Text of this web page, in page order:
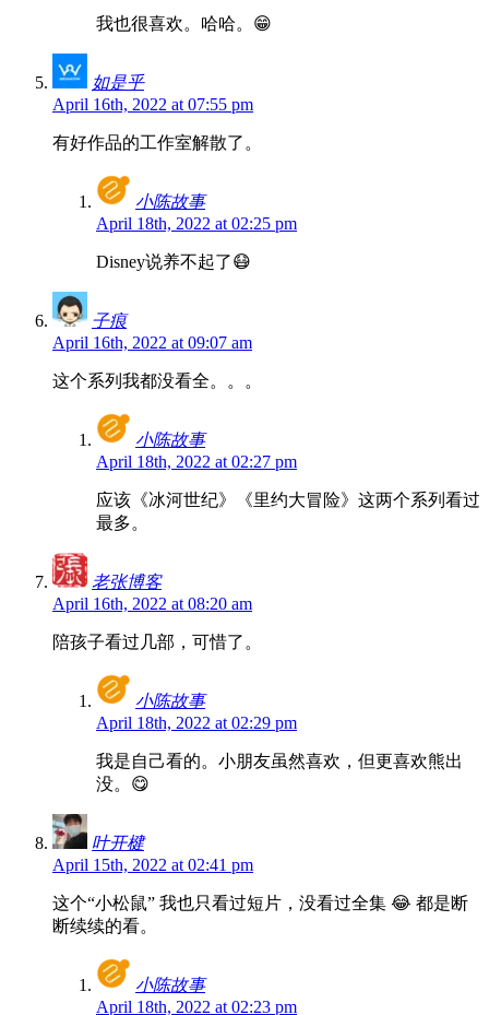
我也很喜欢。哈哈。😁
如是乎
April 16th, 2022 at 07:55 pm
有好作品的工作室解散了。
小陈故事
April 18th, 2022 at 02:25 pm
Disney说养不起了😷
子痕
April 16th, 2022 at 09:07 am
这个系列我都没看全。。。
小陈故事
April 18th, 2022 at 02:27 pm
应该《冰河世纪》《里约大冒险》这两个系列看过
最多。
老张博客
April 16th, 2022 at 08:20 am
陪孩子看过几部，可惜了。
小陈故事
April 18th, 2022 at 02:29 pm
我是自己看的。小朋友虽然喜欢，但更喜欢熊出
没。😋
叶开楗
April 15th, 2022 at 02:41 pm
这个“小松鼠” 我也只看过短片，没看过全集 😂 都是断
断续续的看。
小陈故事
April 18th, 2022 at 02:23 pm